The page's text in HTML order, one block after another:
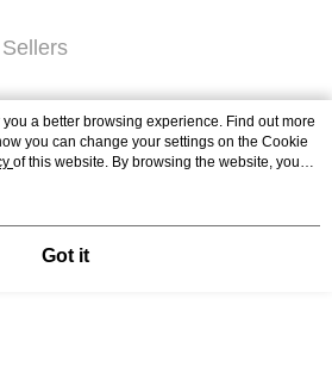
a better browsing experience. Find out more
you can change your settings on the Cookie
of this website. By browsing the website, you
in our Cookie Statement.
Got it